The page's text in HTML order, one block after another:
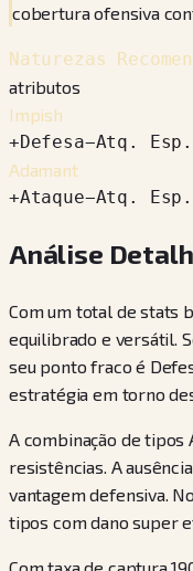
cobertura ofensiva
Naturezas
atributos
Impish
+Defesa−Atq. Esp.
Adamant
+Ataque−Atq. Esp.
Análise
Com um total de stats
equilibrado e versátil.
seu ponto fraco é
estratégia em torno
A combinação de tipos
resistências. A
vantagem defensiva.
tipos com dano super